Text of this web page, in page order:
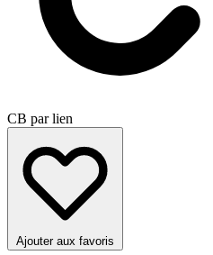
CB par lien
Ajouter aux favoris